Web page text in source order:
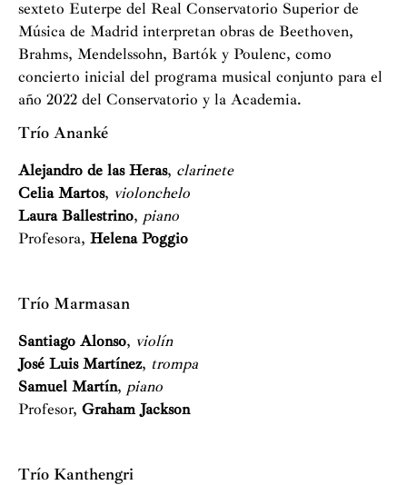
sexteto Euterpe del Real Conservatorio Superior de
Música de Madrid interpretan obras de Beethoven,
Brahms, Mendelssohn, Bartók y Poulenc, como
concierto inicial del programa musical conjunto para el
año 2022 del Conservatorio y la Academia.
Trío Ananké
Alejandro de las Heras, clarinete
Celia Martos, violonchelo
Laura Ballestrino, piano
Profesora, Helena Poggio
Trío Marmasan
Santiago Alonso, violín
José Luis Martínez, trompa
Samuel Martín, piano
Profesor, Graham Jackson
Trío Kanthengri